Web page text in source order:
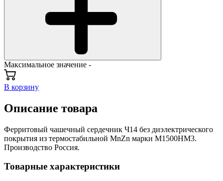
Максимальное значение -
В корзину
Описание товара
Ферритовый чашечный сердечник Ч14 без диэлектрического
покрытия из термостабильной MnZn марки М1500НМ3.
Производство Россия.
Товарные характеристики